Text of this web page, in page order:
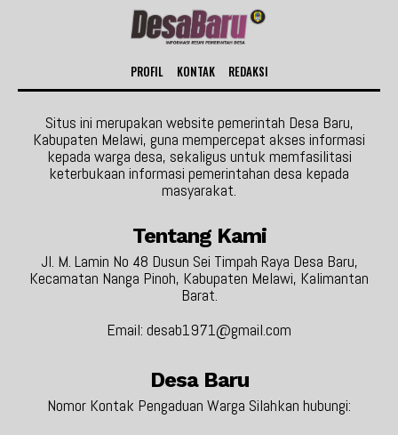
PROFIL KONTAK REDAKSI
Situs ini merupakan website pemerintah Desa Baru,
Kabupaten Melawi, guna mempercepat akses informasi
kepada warga desa, sekaligus untuk memfasilitasi
keterbukaan informasi pemerintahan desa kepada
masyarakat.
Tentang Kami
Jl. M. Lamin No 48 Dusun Sei Timpah Raya Desa Baru,
Kecamatan Nanga Pinoh, Kabupaten Melawi, Kalimantan
Barat.
Email: desab1971@gmail.com
Desa Baru
Nomor Kontak Pengaduan Warga Silahkan hubungi: